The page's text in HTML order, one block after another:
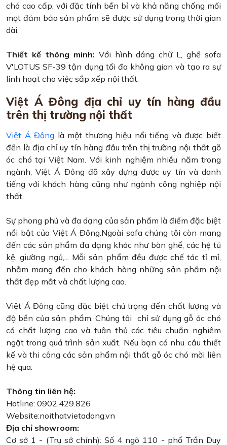
chó cao cấp, với đặc tính bền bỉ và khả năng chống mối
mọt đảm bảo sản phẩm sẽ được sử dụng trong thời gian
dài.
Thiết kế thông minh: Với hình dáng chữ L, ghế sofa
V'LOTUS SF-39 tận dụng tối đa không gian và tạo ra sự
linh hoạt cho việc sắp xếp nội thất.
Việt Á Đông địa chỉ uy tín hàng đầu
trên thị trường nội thất
Việt Á Đông là một thương hiệu nổi tiếng và được biết
đến là địa chỉ uy tín hàng đầu trên thị trường nội thất gỗ
óc chó tại Việt Nam. Với kinh nghiệm nhiều năm trong
ngành, Việt Á Đông đã xây dựng được uy tín và danh
tiếng với khách hàng cũng như ngành công nghiệp nội
thất.
Sự phong phú và đa dạng của sản phẩm là điểm đặc biệt
nổi bật của Việt Á Đông.Ngoài sofa chúng tôi còn mang
đến các sản phẩm đa dạng khác như bàn ghế, các hệ tủ
kệ, giường ngủ,... Mỗi sản phẩm đều được chế tác tỉ mỉ,
nhằm mang đến cho khách hàng những sản phẩm nội
thất đẹp mắt và chất lượng cao.
Việt Á Đông cũng đặc biệt chú trọng đến chất lượng và
độ bền của sản phẩm. Chúng tôi chỉ sử dụng gỗ óc chó
có chất lượng cao và tuân thủ các tiêu chuẩn nghiêm
ngặt trong quá trình sản xuất. Nếu bạn có nhu cầu thiết
kế và thi công các sản phẩm nội thất gỗ óc chó mời liên
hệ qua:
Thông tin liên hệ:
Hotline: 0902.429.826
Website:noithatvietadong.vn
Địa chỉ showroom:
Cơ sở 1 - (Trụ sở chính): Số 4 ngõ 110 - phố Trần Duy